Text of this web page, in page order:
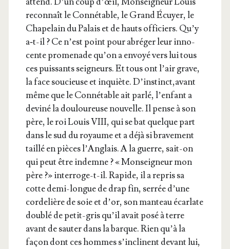
recon­naît le Conné­table, le Grand Écuyer, le
Cha­pe­lain du Palais et de hauts offi­ciers. Qu’y
a‑t-il ? Ce n’est point pour abré­ger leur inno­
cente pro­me­nade qu’on a envoyé vers lui tous
ces puis­sants sei­gneurs. Et tous ont l’air grave,
la face sou­cieuse et inquiète. D’instinct,avant
même que le Conné­table ait par­lé, l’en­fant a
devi­né la dou­lou­reuse nou­velle. Il pense à son
père, le roi Louis VIII, qui se bat quelque part
dans le sud du royaume et a déjà si bra­ve­ment
taillé en pièces l’An­glais. A la guerre, sait-on
qui peut être indemne ? « Mon­sei­gneur mon
père ?» inter­roge-t-il. Rapide, il a repris sa
cotte demi-longue de drap fin, ser­rée d’une
cor­de­lière de soie et d’or, son man­teau écar­late
dou­blé de petit-gris qu’il avait posé à terre
avant de sau­ter dans la barque. Rien qu’à la
façon dont ces hommes s’in­clinent devant lui,